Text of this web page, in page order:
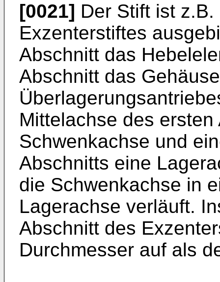
[0021] Der Stift ist
Exzenterstiftes
Abschnitt das
Abschnitt das
Mittelachse des
Schwenkachse und
Abschnitts eine
die Schwenkachse in
Lagerachse verläuft.
Abschnitt des
Durchmesser auf als